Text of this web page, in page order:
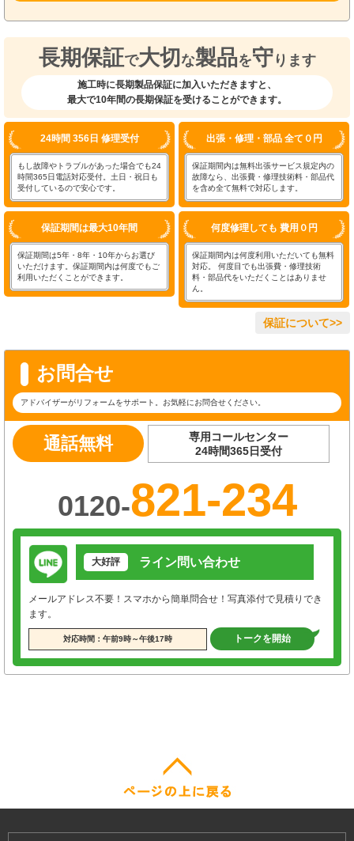
長期保証で大切 な製品を守 ります
施工時に長期製品保証に加入いただきますと、
最大で10年間の長期保証を受けることができます。
24時間 356日 修理受付
もし故障やトラブルがあった場合でも24
時間365日電話対応受付。土日・祝日も
受付しているので安心です。
出張・修理・部品 全て０円
保証期間内は無料出張サービス規定内の
故障なら、出張費・修理技術料・部品代
を含め全て無料で対応します。
保証期間は最大10年間
保証期間は5年・8年・10年からお選び
いただけます。保証期間内は何度でもご
利用いただくことができます。
何度修理しても 費用０円
保証期間内は何度利用いただいても無料
対応。 何度目でも出張費・修理技術
料・部品代をいただくことはありませ
ん。
保証について>>
お問合せ
アドバイザーがリフォームをサポート。お気軽にお問合せください。
通話無料
専用コールセンター
24時間365日受付
0120-821-234
大好評 ライン問い合わせ
メールアドレス不要！スマホから簡単問合せ！写真添付で見積りでき
ます。
対応時間：午前9時～午後17時 トークを開始